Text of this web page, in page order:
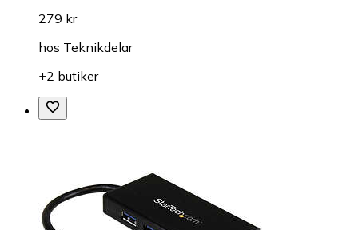
279 kr
hos Teknikdelar
+2 butiker